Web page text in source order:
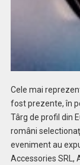
Cele mai
fost prezente, în
Târg de profil din
români
eveniment au
Accessories SRL,